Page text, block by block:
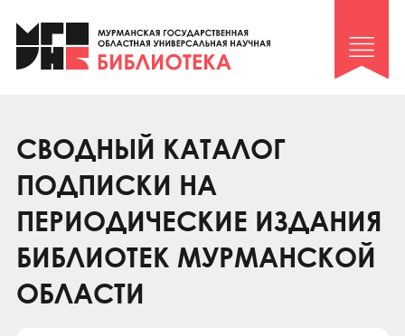
Клуб «Гиря и сельдерей»
Клуб «Семейный архив»
Коллегам
Контакты
СВОДНЫЙ КАТАЛОГ
ПОДПИСКИ НА
ПЕРИОДИЧЕСКИЕ ИЗДАНИЯ
БИБЛИОТЕК МУРМАНСКОЙ
ОБЛАСТИ